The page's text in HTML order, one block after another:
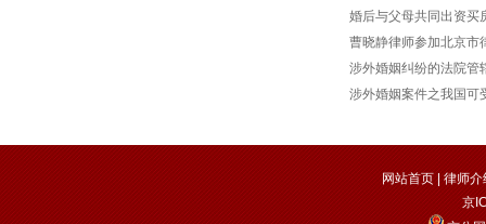
婚后与父母共同出资买
曹晓静律师参加北京市
涉外婚姻纠纷的法院管
涉外婚姻案件之我国可
网站首页| 律师介
京